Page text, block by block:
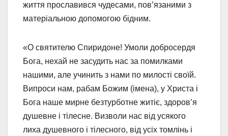
життя прославився чудесами, пов’язаними з
матеріальною допомогою бідним.
«О святителю Спиридоне! Умоли добросердя
Бога, нехай не засудить нас за помилками
нашими, але учинить з нами по милості своїй.
Випроси нам, рабам Божим (імена), у Христа і
Бога наше мирне безтурботне житіє, здоров’я
душевне і тілесне. Визволи нас від усякого
лиха душевного і тілесного, від усіх томлінь і